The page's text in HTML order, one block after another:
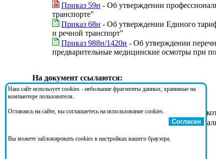
Приказ 59н - Об утверждении
транспорте"
Приказ 68н - Об утверждении Единого
и речной транспорт"
Приказ 988н/1420н - Об утверждении
предварительные медицинские осмотры при
На документ ссылаются:
Приказ 436н- О внесении изменений в
- Об утверждении
Наш сайт использует cookies - небольшие фрагменты данных, хранимые на
компьютере пользователя.
Оставаясь на сайте, вы соглашаетесь на использование cookies.
Согласен
Вы можете заблокировать cookies в настройках вашего браузера.